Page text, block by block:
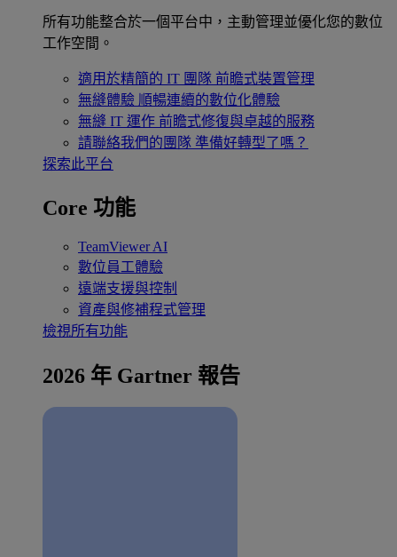
所有功能整合於一個平台中，主動管理並優化您的數位
工作空間。
適用於精簡的 IT 團隊 前瞻式裝置管理
無縫體驗 順暢連續的數位化體驗
無縫 IT 運作 前瞻式修復與卓越的服務
請聯絡我們的團隊 準備好轉型了嗎？
探索此平台
Core 功能
TeamViewer AI
數位員工體驗
遠端支援與控制
資產與修補程式管理
檢視所有功能
2026 年 Gartner 報告